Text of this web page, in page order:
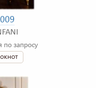
по запросу